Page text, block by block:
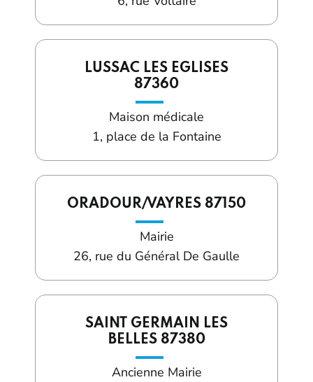
LUSSAC LES EGLISES
87360
Maison médicale
1, place de la Fontaine
ORADOUR/VAYRES 87150
Mairie
26, rue du Général De Gaulle
SAINT GERMAIN LES
BELLES 87380
Ancienne Mairie